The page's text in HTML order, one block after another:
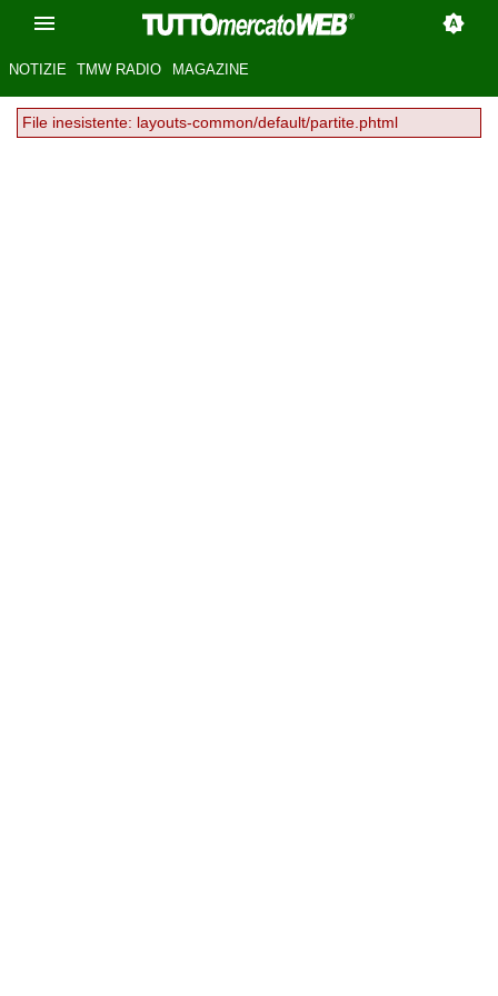
NOTIZIE TMW RADIO MAGAZINE
File inesistente: layouts-common/default/partite.phtml